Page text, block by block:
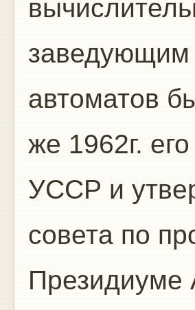
заведующим
автоматов
же 1962г.
УССР и
совета по